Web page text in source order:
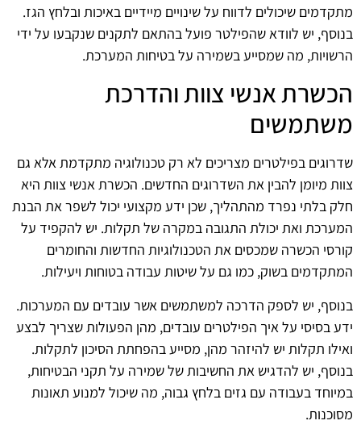
מתקדמים שיכולים לדווח על שינויים מיידיים באיכות ובלחץ הגז.
בנוסף, יש לוודא שהפילטר פועל בהתאם לתקנים שנקבעו על ידי
הרשויות, מה שמסייע בשמירה על בטיחות המערכת.
הכשרת אנשי צוות והדרכת
משתמשים
שדרוגים בפילטרים מצריכים לא רק טכנולוגיה מתקדמת אלא גם
צוות מיומן להבין את השדרוגים החדשים. הכשרת אנשי צוות היא
חלק בלתי נפרד מהתהליך, שכן ידע מקצועי יכול לשפר את הבנת
המערכת ואת יכולת התגובה במקרה של תקלות. יש להקפיד על
קורסי הכשרה שמכסים את הטכנולוגיות החדשות והחומרים
המתקדמים בשוק, כמו גם על שיטות עבודה בטוחות ויעילות.
בנוסף, יש לספק הדרכה למשתמשים אשר עובדים עם המערכות.
ידע בסיסי על איך הפילטרים עובדים, מהן הפעולות שצריך לבצע
ואילו תקלות יש להיזהר מהן, מסייע בהפחתת הסיכון לתקלות.
בנוסף, יש להדגיש את החשיבות של שמירה על תקני הבטיחות,
במיוחד בעבודה עם גזים בלחץ גבוה, מה שיכול למנוע תאונות
מסוכנות.